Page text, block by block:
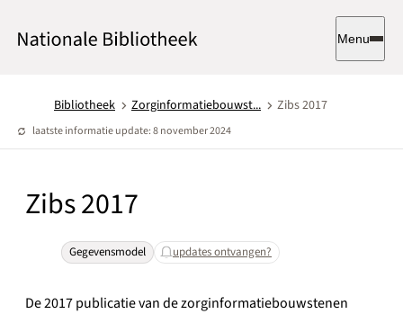
Menu
Bibliotheek Zorginformatiebouwst... Zibs 2017
laatste informatie update: 8 november 2024
Zibs 2017
Gegevensmodel updates ontvangen?
De 2017 publicatie van de zorginformatiebouwstenen